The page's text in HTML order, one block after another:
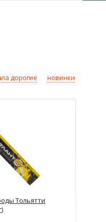
дорогие новинки
Тольятти